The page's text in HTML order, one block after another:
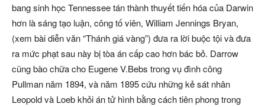
bang sinh học Tennessee tán thành thuyết tiến hóa của Darwin
hơn là sáng tạo luận, công tố viên, William Jennings Bryan,
(xem bài diễn văn “Thánh giá vàng”) đưa ra lời buộc tội và đưa
ra mức phạt sau này bị tòa án cấp cao hơn bác bỏ. Darrow
cũng bào chữa cho Eugene V.Bebs trong vụ đình công
Pullman năm 1894, và năm 1895 cứu những kẻ sát nhân
Leopold và Loeb khỏi án tử hình bằng cách tiên phong trong